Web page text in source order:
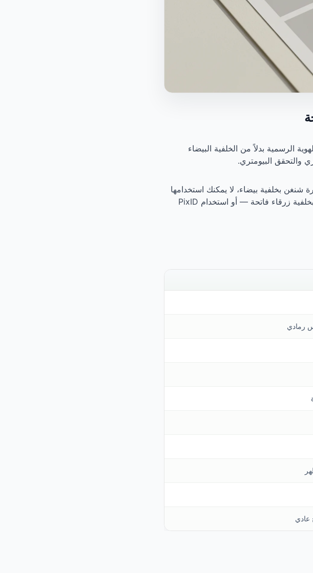
الرسمية بدلاً من الخلفية البيضاء
والتحقق البيومتري.
بخلفية بيضاء، لا يمكنك استخدامها
للبطاقة المدنية الكويتية. تحتاج إلى جلسة تصوير جديدة خصيصاً بخلفية زرقاء فاتحة — أو استخدام PixID
رمادي